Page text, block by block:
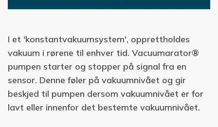
I et 'konstantvakuumsystem', opprettholdes
vakuum i rørene til enhver tid. Vacuumarator®
pumpen starter og stopper på signal fra en
sensor. Denne føler på vakuumnivået og gir
beskjed til pumpen dersom vakuumnivået er for
lavt eller innenfor det bestemte vakuumnivået.